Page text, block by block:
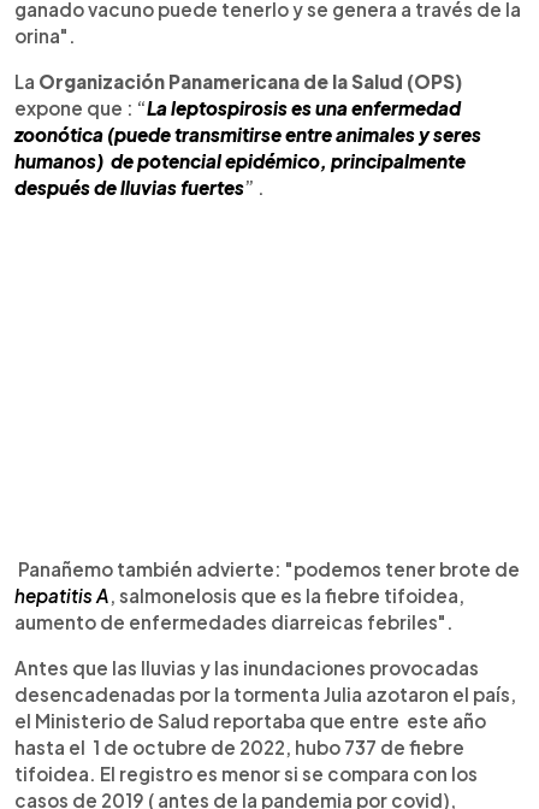
ganado vacuno puede tenerlo y se genera a través de la
orina".
La Organización Panamericana de la Salud (OPS)
expone que : “La leptospirosis es una enfermedad
zoonótica (puede transmitirse entre animales y seres
humanos) de potencial epidémico, principalmente
después de lluvias fuertes” .
Panañemo también advierte: "podemos tener brote de
hepatitis A , salmonelosis que es la fiebre tifoidea,
aumento de enfermedades diarreicas febriles".
Antes que las lluvias y las inundaciones provocadas
desencadenadas por la tormenta Julia azotaron el país,
el Ministerio de Salud reportaba que entre este año
hasta el 1 de octubre de 2022, hubo 737 de fiebre
tifoidea. El registro es menor si se compara con los
casos de 2019 ( antes de la pandemia por covid),